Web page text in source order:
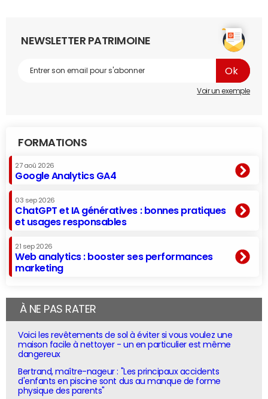
NEWSLETTER PATRIMOINE
Voir un exemple
FORMATIONS
27 aoû 2026
Google Analytics GA4
03 sep 2026
ChatGPT et IA génératives : bonnes pratiques
et usages responsables
21 sep 2026
Web analytics : booster ses performances
marketing
À NE PAS RATER
Voici les revêtements de sol à éviter si vous voulez une
maison facile à nettoyer - un en particulier est même
dangereux
Bertrand, maître-nageur : "Les principaux accidents
d'enfants en piscine sont dus au manque de forme
physique des parents"